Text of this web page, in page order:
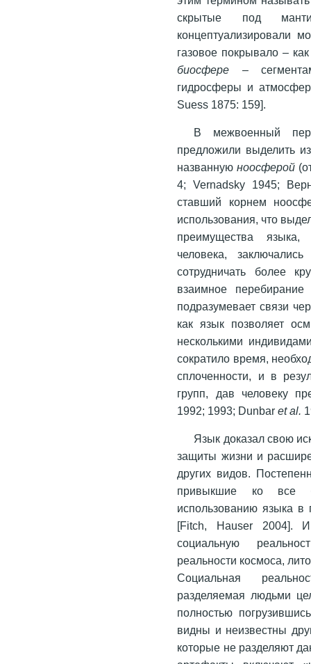
скрытые под
концептуализировали
газовое покрывало –
биосфере –
гидросферы и
Suess 1875: 159].
В межвоенный
предложили выделить
названнуюноосферой
4; Vernadsky 1945;
ставший корнем
использования, что
преимущества
человека,
сотрудничать более
взаимное
подразумевает связи
как язык позволяет
несколькими
сократило время,
сплоченности, и в
групп, дав человеку
1992; 1993; Dunbaret al.
Язык доказал свою
защиты жизни и
других видов.
привыкшие ко все
использованию языка в
[Fitch, Hauser 2004].
социальную
реальности космоса,
Социальная
разделяемая людьми
полностью
видны и неизвестны
которые не разделяют